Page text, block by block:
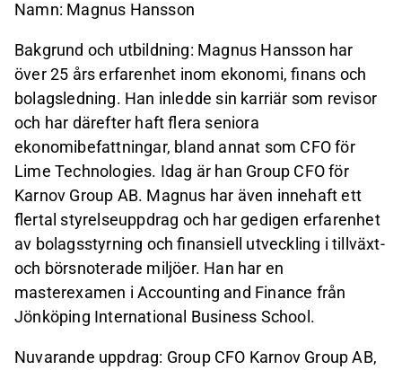
Namn: Magnus Hansson
Bakgrund och utbildning: Magnus Hansson har
över 25 års erfarenhet inom ekonomi, finans och
bolagsledning. Han inledde sin karriär som revisor
och har därefter haft flera seniora
ekonomibefattningar, bland annat som CFO för
Lime Technologies. Idag är han Group CFO för
Karnov Group AB. Magnus har även innehaft ett
flertal styrelseuppdrag och har gedigen erfarenhet
av bolagsstyrning och finansiell utveckling i tillväxt-
och börsnoterade miljöer. Han har en
masterexamen i Accounting and Finance från
Jönköping International Business School.
Nuvarande uppdrag: Group CFO Karnov Group AB,